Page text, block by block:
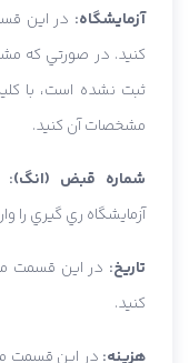
آزمايشگاه: در اين
کنيد. در صورتي که
ثبت نشده است، با
مشخصات آن کنيد.
شماره قبض (انگ):
آزمايشگاه ري گيري را
تاريخ: در اين قسمت مي
کنيد.
هزينه: در اين قسمت